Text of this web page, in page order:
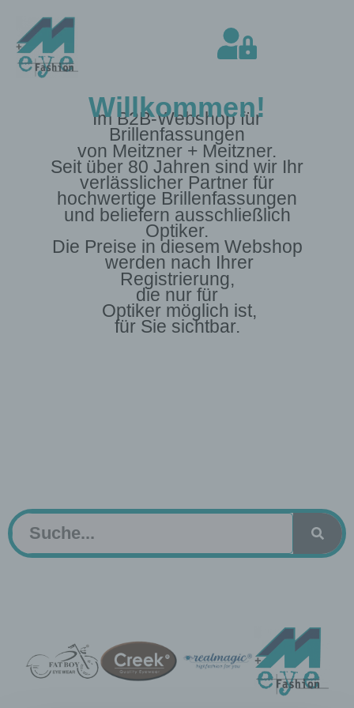
Im B2B-Webshop für
Brillenfassungen
von Meitzner + Meitzner.
Seit über 80 Jahren sind wir Ihr
verlässlicher Partner für
hochwertige Brillenfassungen
und beliefern ausschließlich
Optiker.
Die Preise in diesem Webshop
werden nach Ihrer
Registrierung,
die nur für
Optiker möglich ist,
für Sie sichtbar.
Willkommen!